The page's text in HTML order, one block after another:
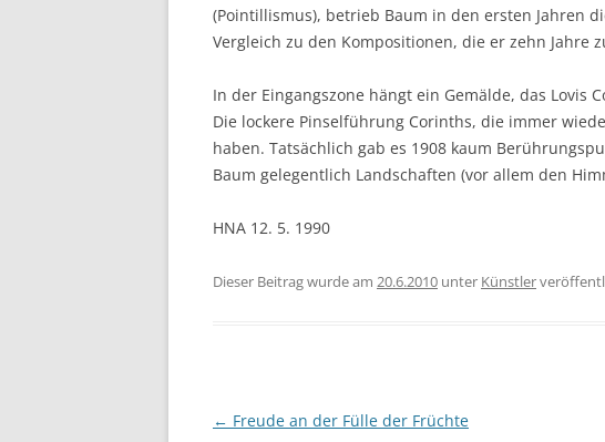
(Pointillismus), betrieb Baum in den ersten Jahren
Vergleich zu den Kompositionen, die er zehn
In der Eingangszone hängt ein Gemälde, das Lovis
Die lockere Pinselführung Corinths, die immer
haben. Tatsächlich gab es 1908 kaum
Baum gelegentlich Landschaften (vor allem den
HNA 12. 5. 1990
Dieser Beitrag wurde am 20.6.2010 unter Künstler
Beitragsnavigation
← Freude an der Fülle der Früchte